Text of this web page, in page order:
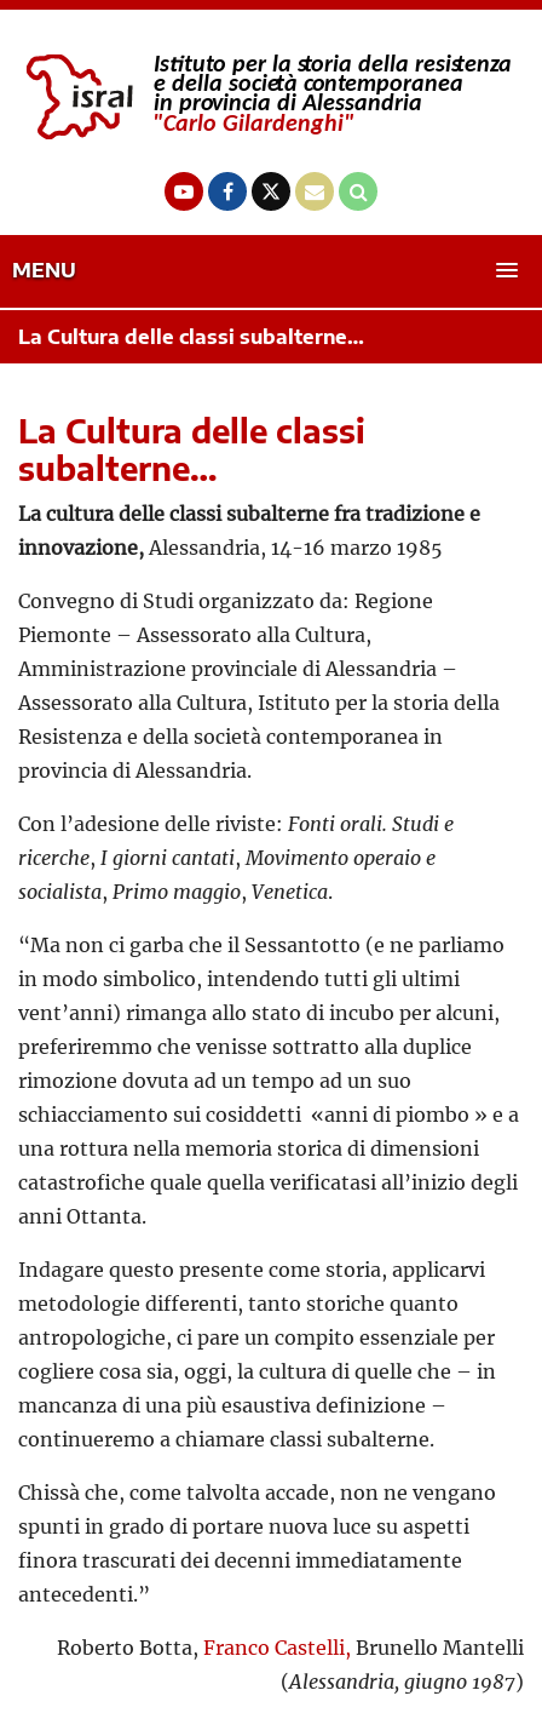
MENU
La Cultura delle classi subalterne…
La Cultura delle classi
subalterne…
La cultura delle classi subalterne fra tradizione e
innovazione,Alessandria, 14-16 marzo 1985
Convegno di Studi organizzato da: Regione
Piemonte – Assessorato alla Cultura,
Amministrazione provinciale di Alessandria –
Assessorato alla Cultura, Istituto per la storia della
Resistenza e della società contemporanea in
provincia di Alessandria.
Con l’adesione delle riviste: Fonti orali. Studi e
ricerche, I giorni cantati,Movimento operaio e
socialista, Primo maggio, Venetica.
“Ma non ci garba che il Sessantotto (e ne parliamo
in modo simbolico, intendendo tutti gli ultimi
vent’anni) rimanga allo stato di incubo per alcuni,
preferiremmo che venisse sottratto alla duplice
rimozione dovuta ad un tempo ad un suo
schiacciamento sui cosiddetti «anni di piombo » e a
una rottura nella memoria storica di dimensioni
catastrofiche quale quella verificatasi all’inizio degli
anni Ottanta.
Indagare questo presente come storia, applicarvi
metodologie differenti, tanto storiche quanto
antropologiche, ci pare un compito essenziale per
cogliere cosa sia, oggi, la cultura di quelle che – in
mancanza di una più esaustiva definizione –
continueremo a chiamare classi subalterne.
Chissà che, come talvolta accade, non ne vengano
spunti in grado di portare nuova luce su aspetti
finora trascurati dei decenni immediatamente
antecedenti.”
Roberto Botta, Franco Castelli, Brunello Mantelli
(Alessandria, giugno 1987)